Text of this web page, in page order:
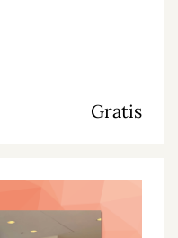
Gratis